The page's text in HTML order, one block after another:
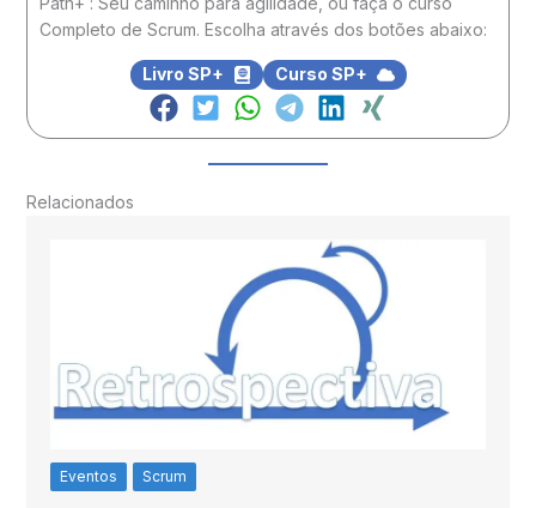
Completo de Scrum. Escolha através dos botões abaixo:
Livro SP+ Curso SP+
Relacionados
Eventos Scrum